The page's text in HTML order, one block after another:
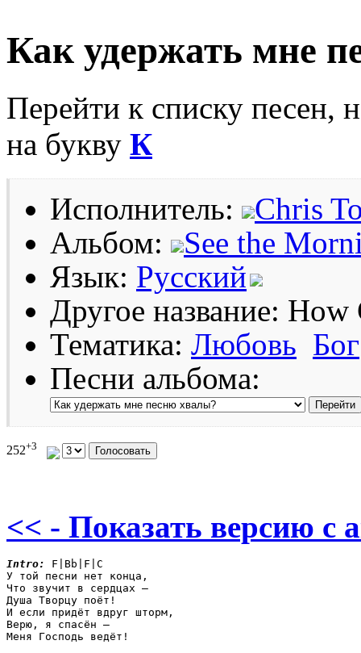
Как удержать мне
Перейти к списку песен,
на букву К
Исполнитель:
Chris
Альбом:
See the
Язык: Русский
Другое название:
Тематика: Любовь Бог
Песни альбома:
252+3
<< - Показать версию c
Intro:
F|Bb|F|C
У той песни нет конца,
Что звучит в сердцах —
Душа Творцу поёт!
И если придёт вдруг шторм,
Верю, я спасён —
Меня Господь ведёт!